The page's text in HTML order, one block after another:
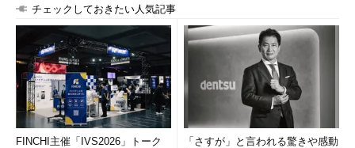
チェックしておきたい人気記事
FINCHI主催「IVS2026」トーク
「さすが」と言われる驚きや感動